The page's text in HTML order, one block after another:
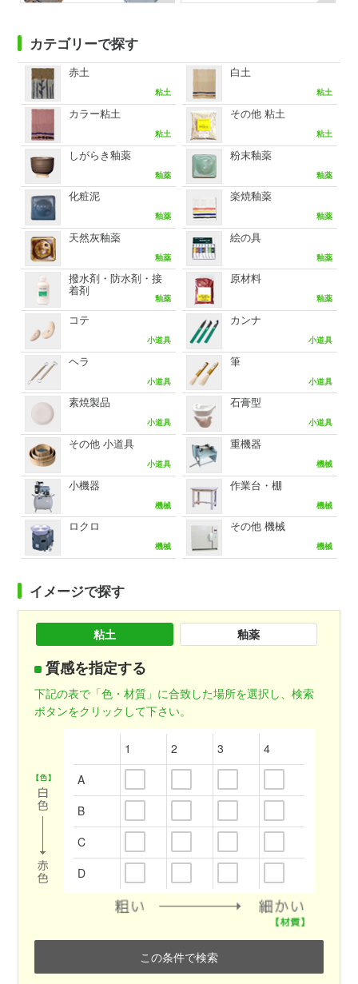
カテゴリーで探す
赤土
粘土
白土
粘土
カラー粘土
粘土
その他 粘土
粘土
しがらき釉薬
釉薬
粉末釉薬
釉薬
化粧泥
釉薬
楽焼釉薬
釉薬
天然灰釉薬
釉薬
絵の具
釉薬
撥水剤・防水剤・接
着剤
釉薬
原材料
釉薬
コテ
小道具
カンナ
小道具
ヘラ
小道具
筆
小道具
素焼製品
小道具
石膏型
小道具
その他 小道具
小道具
重機器
機械
小機器
機械
作業台・棚
機械
ロクロ
機械
その他 機械
機械
イメージで探す
粘土 釉薬
質感を指定する
下記の表で「色・材質」に合致した場所を選択し、検索
ボタンをクリックして下さい。
1 2 3
4
A
B
C
D
この条件で検索